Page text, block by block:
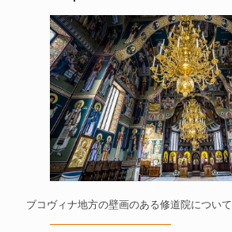
ブコヴィナ地方の壁画のある修道院について